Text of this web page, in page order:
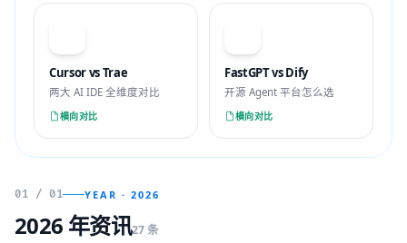
Cursor vs Trae
两大 AI IDE 全维度对比
横向对比
FastGPT vs Dify
开源 Agent 平台怎么选
横向对比
01 / 01 YEAR · 2026
2026 年资讯27 条